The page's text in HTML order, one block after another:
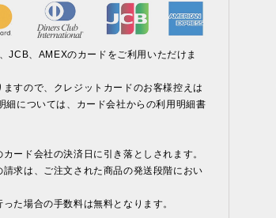
JCB、AMEXのカードをご利用いただけま
すので、クレジットカードのお客様控えは
細については、カード会社からの利用明細書
ード会社の決済日に引き落としされます。
求は、ご注文された商品の発送段階におい
た場合の手数料は無料となります。